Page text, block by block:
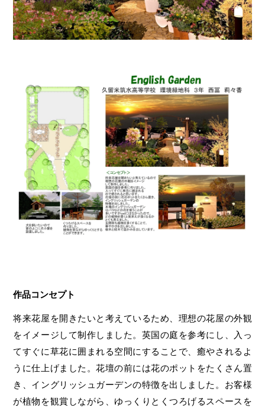
作品コンセプト
将来花屋を開きたいと考えているため、理想の花屋の外観
をイメージして制作しました。英国の庭を参考にし、入っ
てすぐに草花に囲まれる空間にすることで、癒やされるよ
うに仕上げました。花壇の前には花のポットをたくさん置
き、イングリッシュガーデンの特徴を出しました。お客様
が植物を観賞しながら、ゆっくりとくつろげるスペースを